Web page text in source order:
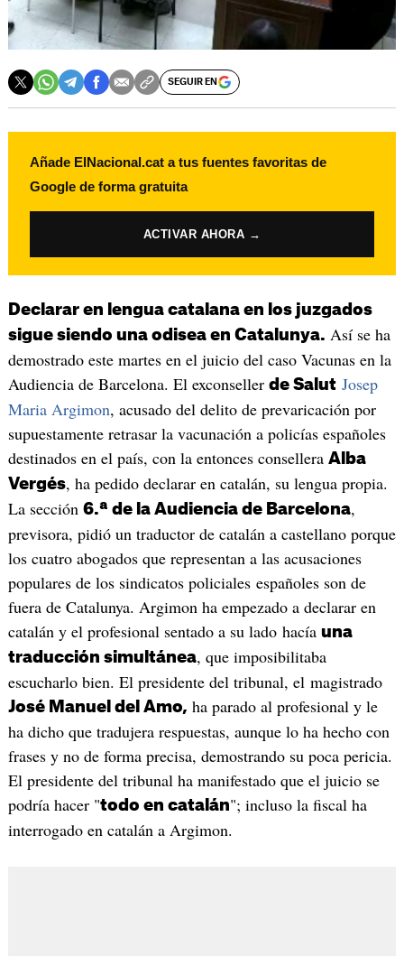
SEGUIR EN
Añade ElNacional.cat a tus fuentes favoritas de
Google de forma gratuita
ACTIVAR AHORA →
Declarar en lengua catalana en los juzgados
sigue siendo una odisea en Catalunya. Así se ha
demostrado este martes en el juicio del caso Vacunas en la
Audiencia de Barcelona. El exconseller de Salut Josep
Maria Argimon, acusado del delito de prevaricación por
supuestamente retrasar la vacunación a policías españoles
destinados en el país, con la entonces consellera Alba
Vergés, ha pedido declarar en catalán, su lengua propia.
La sección 6.ª de la Audiencia de Barcelona,
previsora, pidió un traductor de catalán a castellano porque
los cuatro abogados que representan a las acusaciones
populares de los sindicatos policiales españoles son de
fuera de Catalunya. Argimon ha empezado a declarar en
catalán y el profesional sentado a su lado hacía una
traducción simultánea, que imposibilitaba
escucharlo bien. El presidente del tribunal, el magistrado
José Manuel del Amo, ha parado al profesional y le
ha dicho que tradujera respuestas, aunque lo ha hecho con
frases y no de forma precisa, demostrando su poca pericia.
El presidente del tribunal ha manifestado que el juicio se
podría hacer "todo en catalán"; incluso la fiscal ha
interrogado en catalán a Argimon.